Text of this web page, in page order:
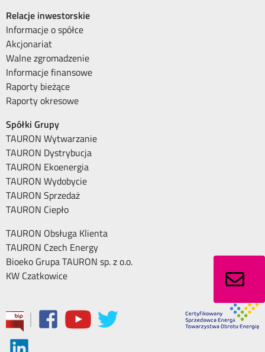
Relacje inwestorskie
Informacje o spółce
Akcjonariat
Walne zgromadzenie
Informacje finansowe
Raporty bieżące
Raporty okresowe
Spółki Grupy
TAURON Wytwarzanie
TAURON Dystrybucja
TAURON Ekoenergia
TAURON Wydobycie
TAURON Sprzedaż
TAURON Ciepło
TAURON Obsługa Klienta
TAURON Czech Energy
Bioeko Grupa TAURON sp. z o.o.
KW Czatkowice
|